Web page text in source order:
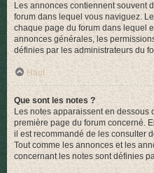
Les annonces contiennent souvent
forum dans lequel vous naviguez.
chaque page du forum dans lequel
annonces générales, les
définies par les administrateurs du
Haut
Que sont les notes ?
Les notes apparaissent en dessous
première page du forum concerné.
il est recommandé de les consulter
Tout comme les annonces et les
concernant les notes sont définies